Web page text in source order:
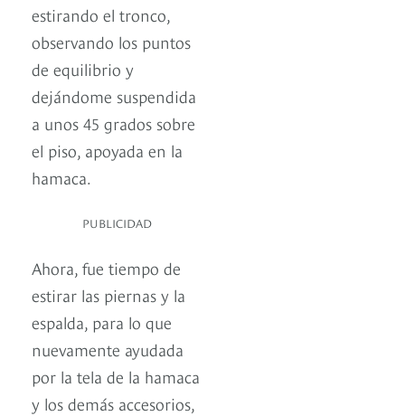
estirando el tronco,
observando los puntos
de equilibrio y
dejándome suspendida
a unos 45 grados sobre
el piso, apoyada en la
hamaca.
PUBLICIDAD
Ahora, fue tiempo de
estirar las piernas y la
espalda, para lo que
nuevamente ayudada
por la tela de la hamaca
y los demás accesorios,